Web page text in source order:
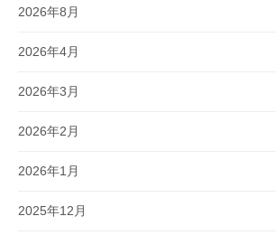
2026年8月
2026年4月
2026年3月
2026年2月
2026年1月
2025年12月